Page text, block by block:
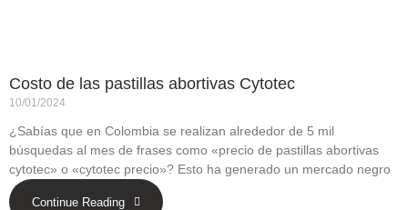
Costo de las pastillas abortivas Cytotec
10/01/2024
¿Sabías que en Colombia se realizan alrededor de 5 mil
búsquedas al mes de frases como «precio de pastillas abortivas
cytotec» o «cytotec precio»? Esto ha generado un mercado negro
Continue Reading